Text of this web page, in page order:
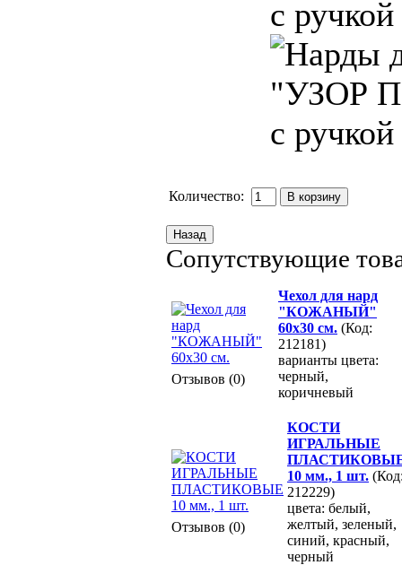
Количество:
Сопутствующие
Отзывов (0)
Чехол для нард
"КОЖАНЫЙ"
60х30 см. (Код:
212181)
варианты цвета:
черный,
коричневый
Отзывов (0)
КОСТИ
ИГРАЛЬНЫЕ
10 мм., 1 шт.
212229)
цвета: белый,
желтый, зеленый,
синий, красный,
черный